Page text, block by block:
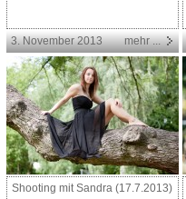
3. November 2013 mehr ...
Shooting mit Sandra (17.7.2013)